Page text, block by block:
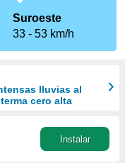
Suroeste
33
53 km/h
lluvias al
cero alta
Instalar